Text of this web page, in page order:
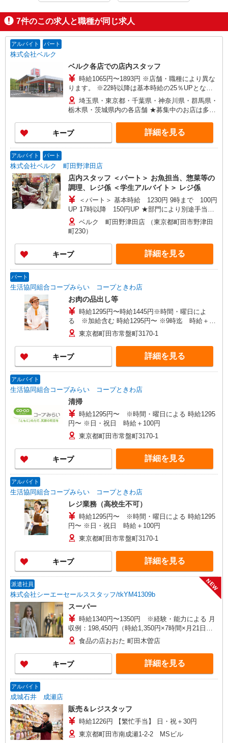
7件のこの求人と職種が同じ求人
アルバイト パート
株式会社ベルク
ベルク各店での店内スタッフ
時給1065円〜1893円 ※店舗・職種により異な
ります。 ※22時以降は基本時給の25％UPとなり
ます。 ＜パートのみ＞ ★朝9時までは基本時給＋
100円、17時以降は基本時給＋150円となります。
★日・祝日は全時間帯で時給＋100円となります。
★店舗により鮮魚手当・レジ手当があります。
埼玉県・東京都・千葉県・神奈川県・群馬県・
栃木県・茨城県内の各店舗 ★募集中のお店は多数
もございます。 ＜埼玉県＞ さいたま市、川口市、
戸田市、新座市、 八潮市、越谷市、所沢市、富士
見市、三芳町、ふじみ野市、狭山市、川越市、入
市、上尾市、北本市、坂戸市、鶴ヶ島市、毛呂山
町、東松山市、鴻巣市、行田市、 羽生市、加須
市、熊谷市、深谷市、本庄市、上里町、秩父市、
三郷市、寄居町、和光市、白岡市 ＜東京都＞ 江戸
川区、足立区、町田市、八王子市、青梅市、東大
和市、葛飾区、練馬区 ＜神奈川県＞ 横浜市鶴見
区、横浜市都筑区、座間市、伊勢原市、相模原市
中央区、秦野市、厚木市 ＜千葉県＞ 市川市、松戸
市、千葉市中央区、鎌ケ谷市、印西市、佐倉市、
白井市、船橋市、我孫子市、浦安市、富里市 ＜群
馬県＞ 高崎市、前橋市、藤岡市、伊勢崎市、太田
＞古河市 ＜栃木県＞佐野市、小山市
キープ 詳細を見る
アルバイト パート
株式会社ベルク 町田野津田店
店内スタッフ ＜パート＞ お魚担当、惣菜等の
調理、レジ係 ＜学生アルバイト＞ レジ係
＜パート＞ 基本時給 1230円 9時まで 100円
UP 17時以降 150円UP ★部門により別途手当が
つく場合あり ＜学生アルバイト＞ 17時まで 基
本時給1230円 17時以降 時給1280円（一律夜間
手当含む） ※22時以降は18歳以上（高校生不可）
※22時以降 基本時給より25％UP ★評価制度で
時給UP！ ★パートは日・祝日は更に時給100円
UP！ 上記時間帯は募集時間ではありません。募
ベルク 町田野津田店 （東京都町田市野津田
町230）
キープ 詳細を見る
パート
生活協同組合コープみらい コープときわ店
お肉の品出し等
時給1295円〜時給1445円※時間・曜日によ
る ※加給含む 時給1295円〜 ※9時迄 時給＋
100円 ※16時（17時）以降 時給＋150円 ※日・
祝日 時給＋150円
東京都町田市常盤町3170-1
キープ 詳細を見る
アルバイト
生活協同組合コープみらい コープときわ店
清掃
時給1295円〜 ※時間・曜日による 時給1295
円〜 ※日・祝日 時給＋100円
東京都町田市常盤町3170-1
キープ 詳細を見る
アルバイト
生活協同組合コープみらい コープときわ店
レジ業務（高校生不可）
時給1295円〜 ※時間・曜日による 時給1295
円〜 ※日・祝日 時給＋100円
東京都町田市常盤町3170-1
キープ 詳細を見る
派遣社員
株式会社シーエーセールススタッフ/tkYM41309b
NEW
スーパー
時給1340円〜1350円 ※経験・能力による 月
収例：198,450円（時給1,350円×7時間×月21日勤
務※週5日想定）
食品の店おおた 町田木曽店
キープ 詳細を見る
アルバイト
成城石井 成瀬店
販売＆レジスタッフ
時給1226円 【繁忙手当】 日・祝＋30円
東京都町田市南成瀬1-2-2 MSビル